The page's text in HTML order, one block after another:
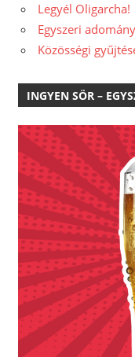
Legyél Oligarcha!
Egyszeri adomány
Közösségi
INGYEN SÖR –